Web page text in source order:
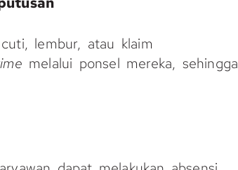
lembur, atau klaim
melalui ponsel mereka, sehingga